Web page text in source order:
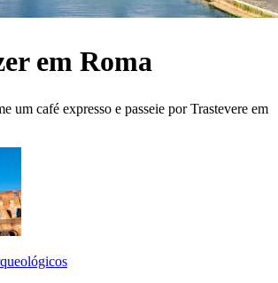
em Roma
um café expresso e passeie por Trastevere em